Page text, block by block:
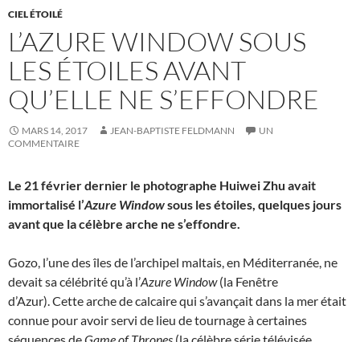
CIEL ÉTOILÉ
L’AZURE WINDOW SOUS
LES ÉTOILES AVANT
QU’ELLE NE S’EFFONDRE
MARS 14, 2017 JEAN-BAPTISTE FELDMANN
UN
COMMENTAIRE
Le 21 février dernier le photographe Huiwei Zhu avait
immortalisé l’Azure Windowsous les étoiles, quelques jours
avant que la célèbre arche ne s’effondre.
Gozo, l’une des îles de l’archipel maltais, en Méditerranée, ne
devait sa célébrité qu’à l’Azure Window(la Fenêtre
d’Azur). Cette arche de calcaire qui s’avançait dans la mer était
connue pour avoir servi de lieu de tournage à certaines
séquences deGame of Thrones (la célèbre série télévisée